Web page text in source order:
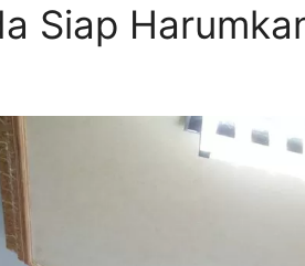
Siap